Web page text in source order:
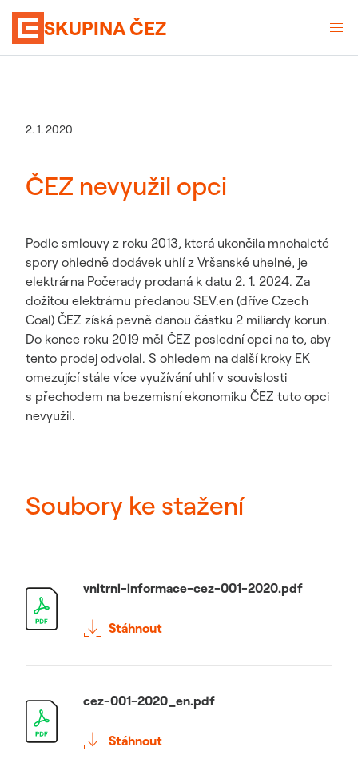
SKUPINA ČEZ
2. 1. 2020
ČEZ nevyužil opci
Podle smlouvy z roku 2013, která ukončila mnohaleté
spory ohledně dodávek uhlí z Vršanské uhelné, je
elektrárna Počerady prodaná k datu 2. 1. 2024. Za
dožitou elektrárnu předanou SEV.en (dříve Czech
Coal) ČEZ získá pevně danou částku 2 miliardy korun.
Do konce roku 2019 měl ČEZ poslední opci na to, aby
tento prodej odvolal. S ohledem na další kroky EK
omezující stále více využívání uhlí v souvislosti
s přechodem na bezemisní ekonomiku ČEZ tuto opci
nevyužil.
Soubory ke stažení
vnitrni-informace-cez-001-2020.pdf
Stáhnout
cez-001-2020_en.pdf
Stáhnout